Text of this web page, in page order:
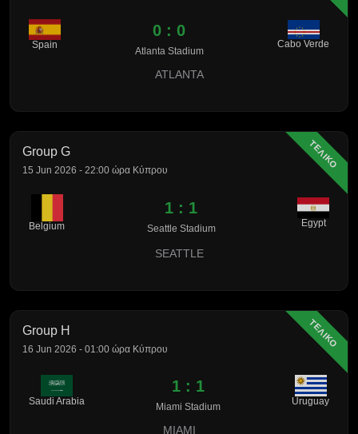
Spain
0 : 0
Atlanta Stadium
Cabo Verde
ATLANTA
ΤΕΛΙΚΟ
Group G
15 Jun 2026 - 22:00 ώρα Κύπρου
Belgium
1 : 1
Seattle Stadium
Egypt
SEATTLE
ΤΕΛΙΚΟ
Group H
16 Jun 2026 - 01:00 ώρα Κύπρου
Saudi Arabia
1 : 1
Miami Stadium
Uruguay
MIAMI